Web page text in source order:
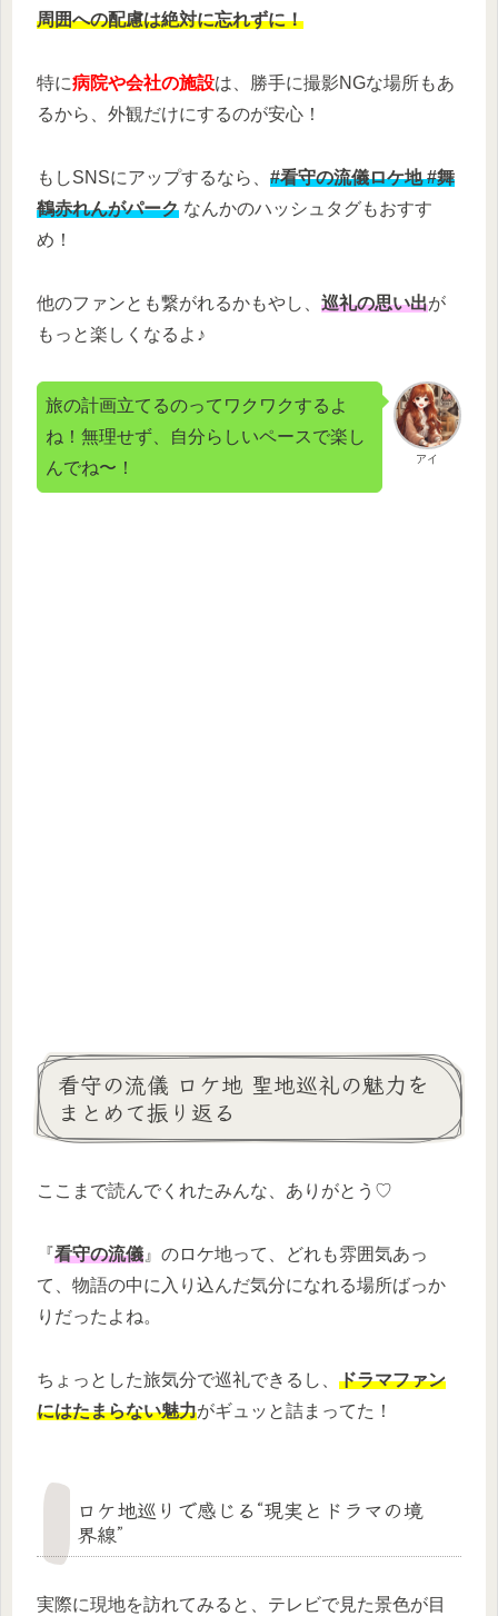
周囲への配慮は絶対に忘れずに！
特に病院や会社の施設は、勝手に撮影NGな場所もあ
るから、外観だけにするのが安心！
もしSNSにアップするなら、 #看守の流儀ロケ地 #舞
鶴赤れんがパーク なんかのハッシュタグもおすす
め！
他のファンとも繋がれるかもやし、 巡礼の思い出が
もっと楽しくなるよ♪
アイ
旅の計画立てるのってワクワクするよ
ね！無理せず、自分らしいペースで楽し
んでね〜！
看守の流儀 ロケ地 聖地巡礼の魅力を
まとめて振り返る
ここまで読んでくれたみんな、ありがとう♡
『看守の流儀 』のロケ地って、どれも雰囲気あっ
て、物語の中に入り込んだ気分になれる場所ばっか
りだったよね。
ちょっとした旅気分で巡礼できるし、 ドラマファン
にはたまらない魅力がギュッと詰まってた！
ロケ地巡りで感じる“現実とドラマの境
界線”
実際に現地を訪れてみると、テレビで見た景色が目